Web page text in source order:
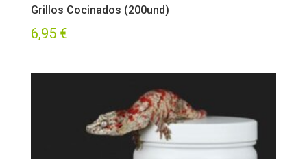
Grillos Cocinados (200und)
6,95 €